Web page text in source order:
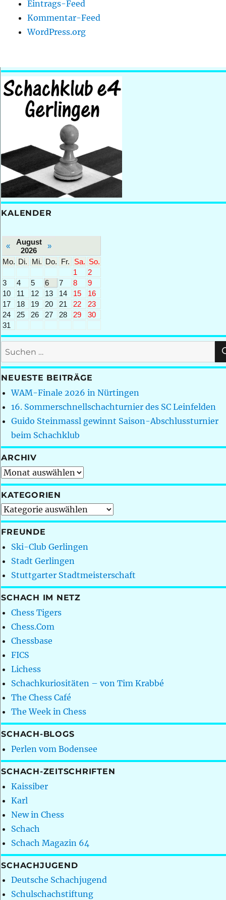
Eintrags-Feed
Kommentar-Feed
WordPress.org
KALENDER
«
August
2026
»
Mo. Di. Mi. Do. Fr. Sa. So.
1
2
3
4 5 6 7 8
9
10
11 12 13 14 15
16
17
18 19 20 21 22
23
24
25 26 27 28 29
30
31
Suchen
nach:
NEUESTE BEITRÄGE
WAM-Finale 2026 in Nürtingen
16. Sommerschnellschachturnier des SC Leinfelden
Guido Steinmassl gewinnt Saison-Abschlussturnier
beim Schachklub
ARCHIV
Archiv
KATEGORIEN
Kategorien
FREUNDE
Ski-Club Gerlingen
Stadt Gerlingen
Stuttgarter Stadtmeisterschaft
SCHACH IM NETZ
Chess Tigers
Chess.Com
Chessbase
FICS
Lichess
Schachkuriositäten – von Tim Krabbé
The Chess Café
The Week in Chess
SCHACH-BLOGS
Perlen vom Bodensee
SCHACH-ZEITSCHRIFTEN
Kaissiber
Karl
New in Chess
Schach
Schach Magazin 64
SCHACHJUGEND
Deutsche Schachjugend
Schulschachstiftung